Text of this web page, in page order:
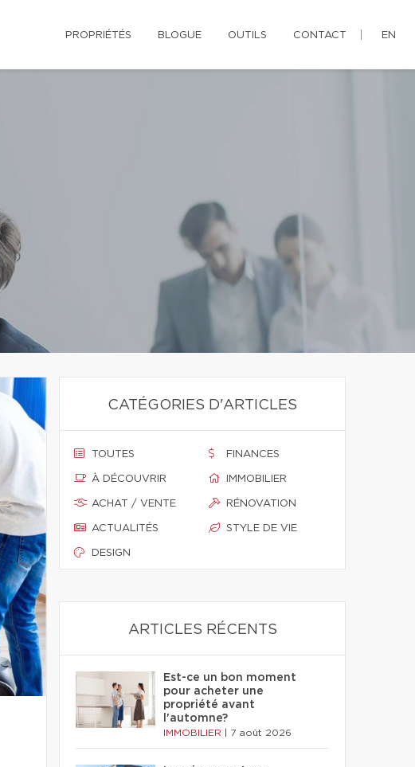
PROPRIÉTÉS BLOGUE OUTILS CONTACT EN
CATÉGORIES D'ARTICLES
TOUTES
À DÉCOUVRIR
ACHAT / VENTE
ACTUALITÉS
DESIGN
FINANCES
IMMOBILIER
RÉNOVATION
STYLE DE VIE
ARTICLES RÉCENTS
Est-ce un bon moment
pour acheter une
propriété avant
l'automne?
IMMOBILIER 7 août 2026